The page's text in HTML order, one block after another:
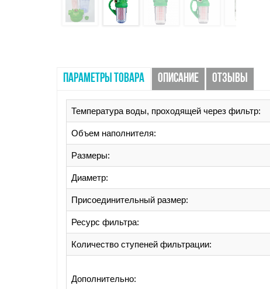
ПАРАМЕТРЫ ТОВАРА ОПИСАНИЕ ОТЗЫВЫ
Температура воды, проходящей через фильтр:
Объем наполнителя:
Размеры:
Диаметр:
Присоединительный размер:
Ресурс фильтра:
Количество ступеней фильтрации:
Дополнительно: